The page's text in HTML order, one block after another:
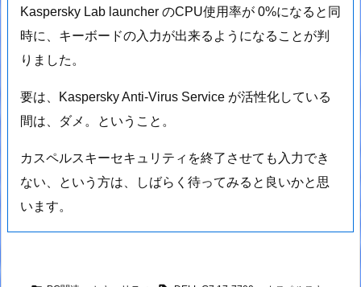
Kaspersky Lab launcher のCPU使用率が 0%になると同
時に、キーボードの入力が出来るようになることが判
りました。
要は、Kaspersky Anti-Virus Service が活性化している
間は、ダメ。ということ。
カスペルスキーセキュリティを終了させても入力でき
ない、という方は、しばらく待ってみると良いかと思
います。